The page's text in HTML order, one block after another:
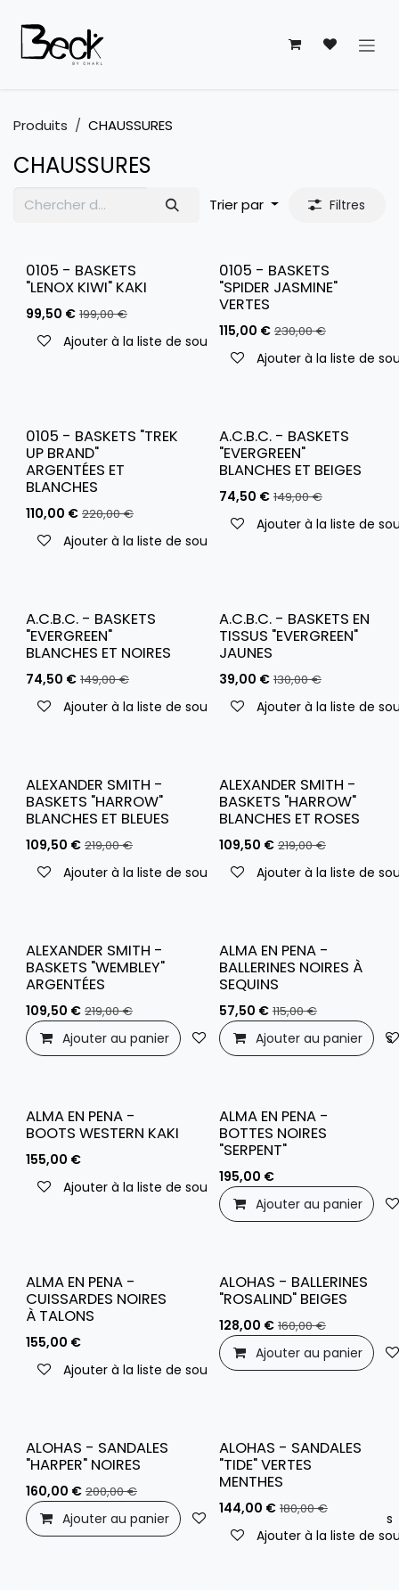
Produits CHAUSSURES
CHAUSSURES
Trier par Filtres
0105 - BASKETS
"LENOX KIWI" KAKI
99,50 € 199,00€
Ajouter à la liste de souhaits
0105 - BASKETS
"SPIDER JASMINE"
VERTES
115,00 € 230,00€
Ajouter à la liste de
0105 - BASKETS "TREK
UP BRAND"
ARGENTÉES ET
BLANCHES
110,00 € 220,00€
Ajouter à la liste de souhaits
A.C.B.C. - BASKETS
"EVERGREEN"
BLANCHES ET BEIGES
74,50 € 149,00€
Ajouter à la liste de
A.C.B.C. - BASKETS
"EVERGREEN"
BLANCHES ET NOIRES
74,50 € 149,00€
Ajouter à la liste de souhaits
A.C.B.C. - BASKETS EN
TISSUS "EVERGREEN"
JAUNES
39,00 € 130,00€
Ajouter à la liste de
ALEXANDER SMITH -
BASKETS "HARROW"
BLANCHES ET BLEUES
109,50 € 219,00€
Ajouter à la liste de souhaits
ALEXANDER SMITH -
BASKETS "HARROW"
BLANCHES ET ROSES
109,50 € 219,00€
Ajouter à la liste de
ALEXANDER SMITH -
BASKETS "WEMBLEY"
ARGENTÉES
109,50 € 219,00€
Ajouter au panier Ajouter à la liste de souhaits
ALMA EN PENA -
BALLERINES NOIRES À
SEQUINS
57,50 € 115,00€
Ajouter au panier
ALMA EN PENA -
BOOTS WESTERN KAKI
155,00 €
Ajouter à la liste de souhaits
ALMA EN PENA -
BOTTES NOIRES
"SERPENT"
195,00 €
Ajouter au panier
ALMA EN PENA -
CUISSARDES NOIRES
À TALONS
155,00 €
Ajouter à la liste de souhaits
ALOHAS - BALLERINES
"ROSALIND" BEIGES
128,00 € 160,00€
Ajouter au panier
ALOHAS - SANDALES
"HARPER" NOIRES
160,00 € 200,00€
Ajouter au panier Ajouter à la liste de souhaits
ALOHAS - SANDALES
"TIDE" VERTES
MENTHES
144,00 € 180,00€
Ajouter à la liste de